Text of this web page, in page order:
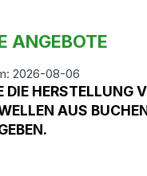
ANGEBOTE
2026-08-06
DIE HERSTELLUNG
AUS